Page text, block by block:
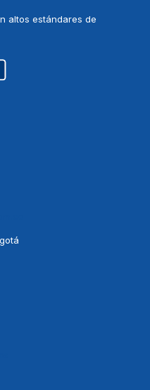
altos estándares de